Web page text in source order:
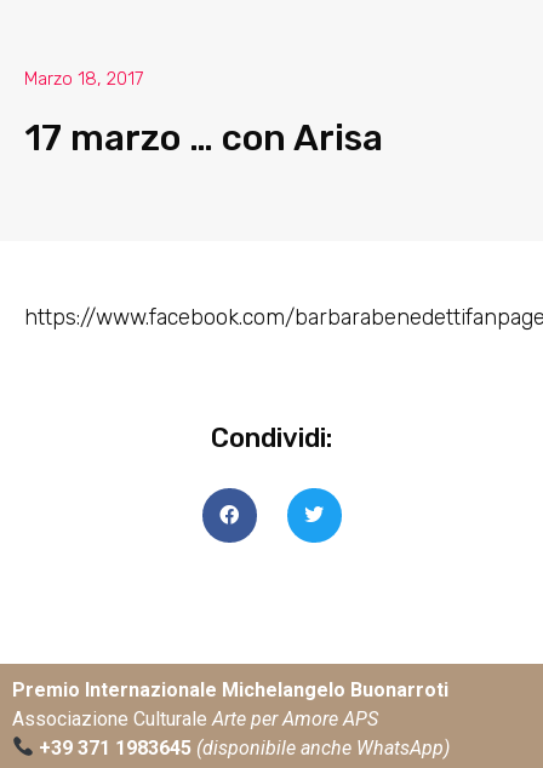
Marzo 18, 2017
17 marzo … con Arisa
https://www.facebook.com/
Condividi:
Premio Internazionale Michelangelo Buonarroti
Associazione Culturale Arte per Amore APS
+39 371 1983645 (disponibile anche WhatsApp)